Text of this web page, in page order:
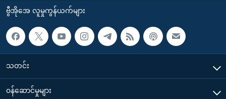
ဗွီအိုအေ လူမှုကွန်ယက်များ
သတင်း
၀န်ဆောင်မှုများ